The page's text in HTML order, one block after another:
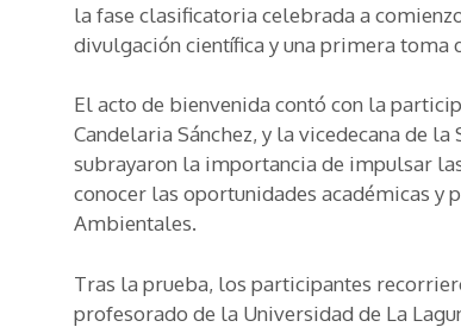
la fase clasificatoria celebrada a
divulgación científica y una primera toma
El acto de bienvenida contó con la
Candelaria Sánchez, y la vicedecana de
subrayaron la importancia de impulsar
conocer las oportunidades académicas y
Ambientales.
Tras la prueba, los participantes
profesorado de la Universidad de La